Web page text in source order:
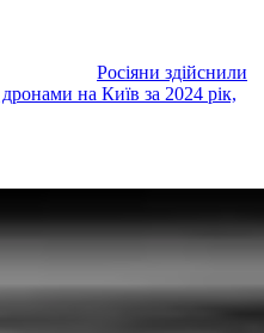
Росіяни здійснили
на Київ за 2024 рік,